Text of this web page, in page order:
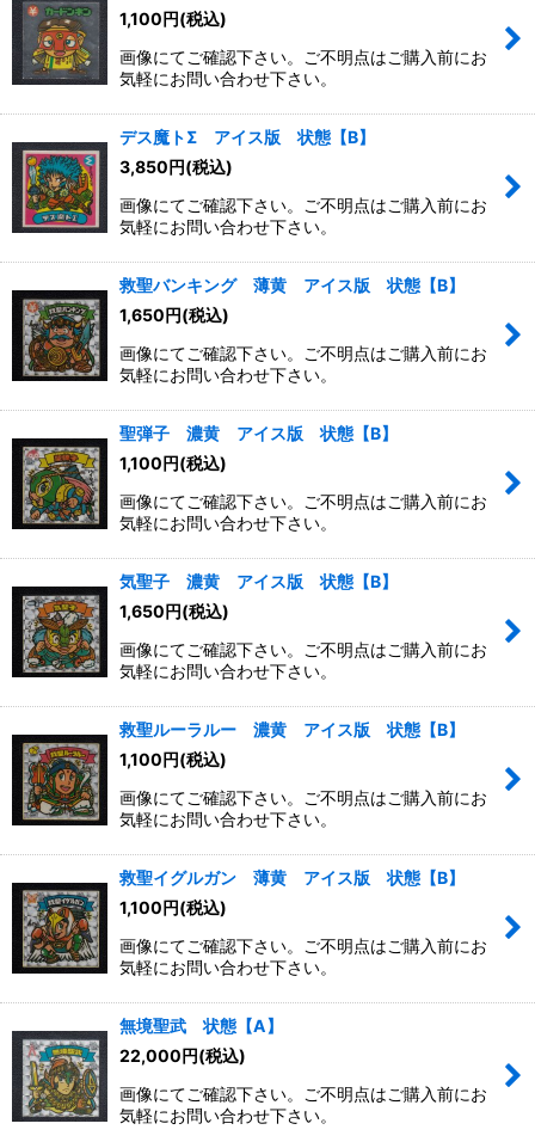
1,100円(税込)
画像にてご確認下さい。ご不明点はご購入前にお
気軽にお問い合わせ下さい。
デス魔トΣ アイス版 状態【B】
3,850円(税込)
画像にてご確認下さい。ご不明点はご購入前にお
気軽にお問い合わせ下さい。
救聖バンキング 薄黄 アイス版 状態【B】
1,650円(税込)
画像にてご確認下さい。ご不明点はご購入前にお
気軽にお問い合わせ下さい。
聖弾子 濃黄 アイス版 状態【B】
1,100円(税込)
画像にてご確認下さい。ご不明点はご購入前にお
気軽にお問い合わせ下さい。
気聖子 濃黄 アイス版 状態【B】
1,650円(税込)
画像にてご確認下さい。ご不明点はご購入前にお
気軽にお問い合わせ下さい。
救聖ルーラルー 濃黄 アイス版 状態【B】
1,100円(税込)
画像にてご確認下さい。ご不明点はご購入前にお
気軽にお問い合わせ下さい。
救聖イグルガン 薄黄 アイス版 状態【B】
1,100円(税込)
画像にてご確認下さい。ご不明点はご購入前にお
気軽にお問い合わせ下さい。
無境聖武 状態【A】
22,000円(税込)
画像にてご確認下さい。ご不明点はご購入前にお
気軽にお問い合わせ下さい。